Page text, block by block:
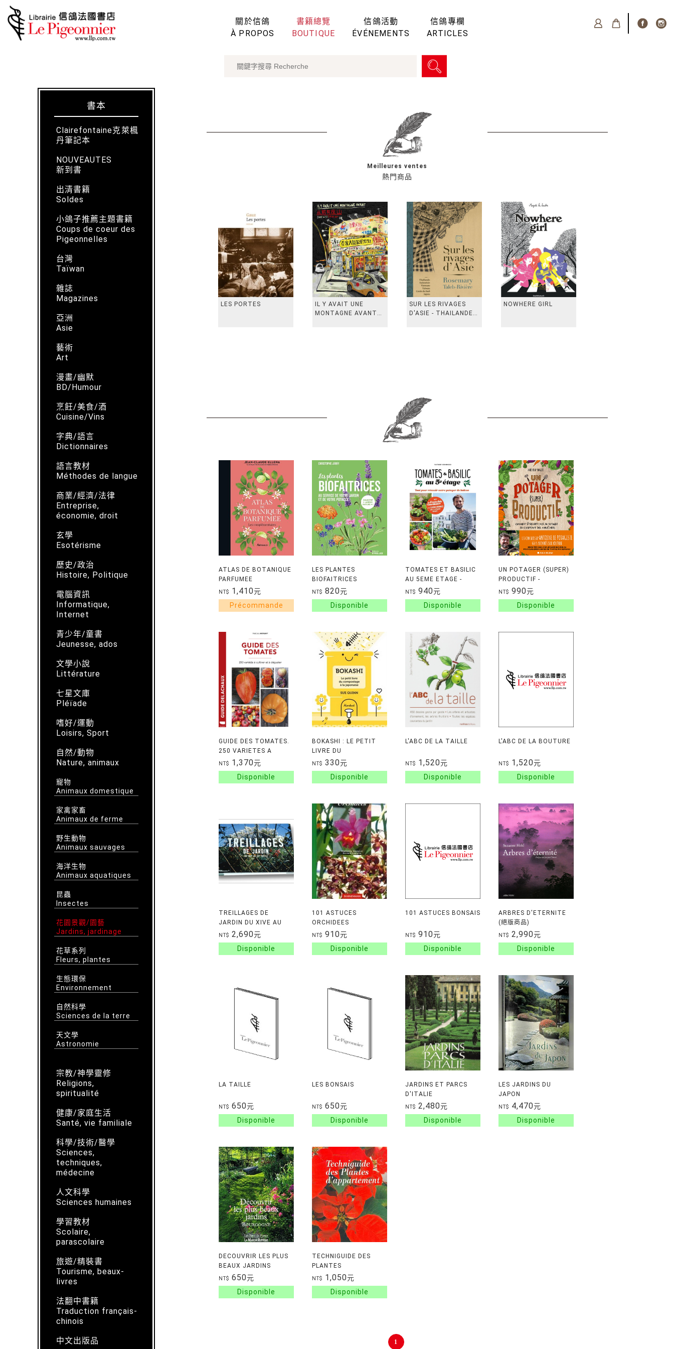
關於信鴿
À PROPOS
書籍總覽
BOUTIQUE
信鴿活動
ÉVÉNEMENTS
信鴿專欄
ARTICLES
書本
Clairefontaine克萊楓
丹筆記本
NOUVEAUTES
新到書
出清書籍
Soldes
小鴿子推薦主題書籍
Coups de coeur des
Pigeonnelles
台灣
Taïwan
雜誌
Magazines
亞洲
Asie
藝術
Art
漫畫/幽默
BD/Humour
烹飪/美食/酒
Cuisine/Vins
字典/語言
Dictionnaires
語言教材
Méthodes de langue
商業/經濟/法律
Entreprise,
économie, droit
玄學
Esotérisme
歷史/政治
Histoire, Politique
電腦資訊
Informatique,
Internet
青少年/童書
Jeunesse, ados
文學小說
Littérature
七星文庫
Pléïade
嗜好/運動
Loisirs, Sport
自然/動物
Nature, animaux
寵物
Animaux domestique
家禽家畜
Animaux de ferme
野生動物
Animaux sauvages
海洋生物
Animaux aquatiques
昆蟲
Insectes
花園景觀/園藝
Jardins, jardinage
花草系列
Fleurs, plantes
生態環保
Environnement
自然科學
Sciences de la terre
天文學
Astronomie
宗教/神學靈修
Religions,
spiritualité
健康/家庭生活
Santé, vie familiale
科學/技術/醫學
Sciences,
techniques,
médecine
人文科學
Sciences humaines
學習教材
Scolaire,
parascolaire
旅遊/精裝書
Tourisme, beaux-
livres
法翻中書籍
Traduction français-
chinois
中文出版品
熱門商品
Meilleures ventes
LES PORTES
IL Y AVAIT UNE
MONTAGNE AVANT
SUR LES RIVAGES
D'ASIE - THAILANDE,
NOWHERE GIRL
ATLAS DE BOTANIQUE
PARFUMEE
NT$ 1,410元
LES PLANTES
BIOFAITRICES
NT$ 820元
TOMATES ET BASILIC
AU 5EME ETAGE -
TOUT POUR REUSSIR
VOTRE POTAGER DE
BALCON
NT$ 940元
UN POTAGER (SUPER)
PRODUCTIF -
COMMENT ETRE
EFFICACE AU POTAGER
EN S'INSPIRANT DES
NT$ 990元
GUIDE DES TOMATES.
250 VARIETES A
CULTIVER ET
DEGUSTER
NT$ 1,370元
BOKASHI : LE PETIT
LIVRE DU
COMPOSTAGE A LA
JAPONAISE
NT$ 330元
L'ABC DE LA TAILLE
NT$ 1,520元
L'ABC DE LA BOUTURE
NT$ 1,520元
TREILLAGES DE
JARDIN DU XIVE AU
XXE SIECLE
NT$ 2,690元
101 ASTUCES
ORCHIDEES
NT$ 910元
101 ASTUCES BONSAIS
NT$ 910元
ARBRES D'ETERNITE
(絕版商品)
NT$ 2,990元
LA TAILLE
NT$ 650元
LES BONSAIS
NT$ 650元
JARDINS ET PARCS
D'ITALIE
NT$ 2,480元
LES JARDINS DU
JAPON
NT$ 4,470元
DECOUVRIR LES PLUS
BEAUX JARDINS
BOURGOGNE
NT$ 650元
TECHNIGUIDE DES
PLANTES
D'APPARTEMENT
NT$ 1,050元
1